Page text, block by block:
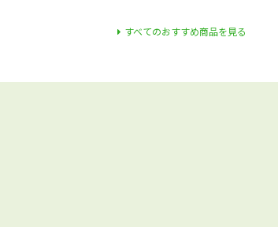
すべてのおすすめ商品を見る